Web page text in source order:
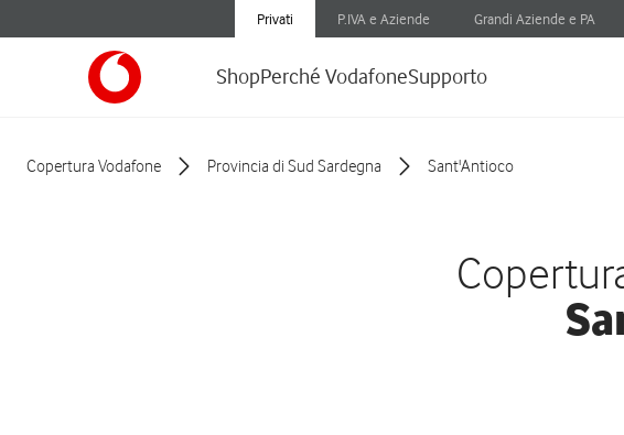
Privati P.IVA e Aziende Grandi Aziende e PA
ShopPerché VodafoneSupporto
Copertura Vodafone Provincia di Sud Sardegna Sant'Antioco